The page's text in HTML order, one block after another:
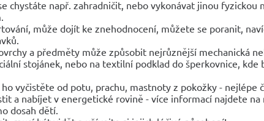
chystáte např. zahradničit, nebo vykonávat jinou fyzickou
může dojít ke znehodnocení, můžete se poranit,
a předměty může způsobit nejrůznější mechanická
stojánek, nebo na textilní podklad do šperkovnice,
vyčistěte od potu, prachu, mastnoty z pokožky - nejlépe
a nabíjet v energetické rovině - více informací najdete na
dosah dětí.